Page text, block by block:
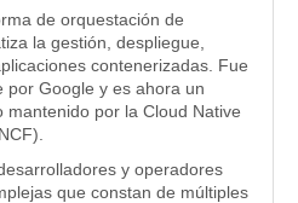
de orquestación de
la gestión, despliegue,
contenerizadas. Fue
por Google y es ahora un
mantenido por la Cloud Native
y operadores
que constan de múltiples